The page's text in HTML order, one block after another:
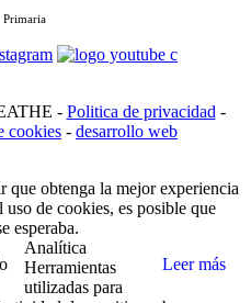
Primaria
- Politica de privacidad -
cookies - desarrollo web
que obtenga la mejor experiencia
de cookies, es posible que
esperaba.
Leer más
Analítica
Herramientas
utilizadas para